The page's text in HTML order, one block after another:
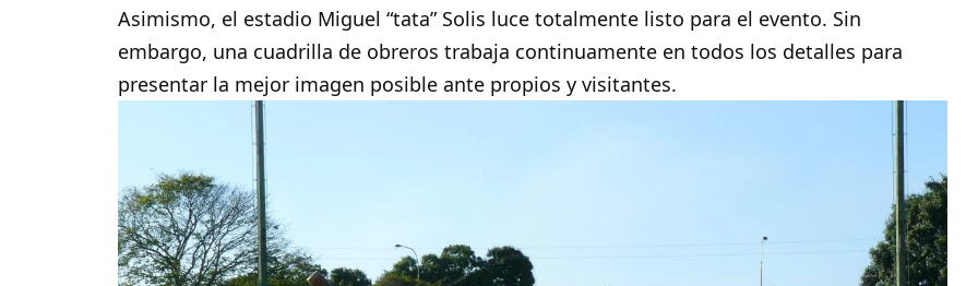
Asimismo, el estadio Miguel “tata” Solis luce totalmente listo para el evento. Sin
embargo, una cuadrilla de obreros trabaja continuamente en todos los detalles para
presentar la mejor imagen posible ante propios y visitantes.